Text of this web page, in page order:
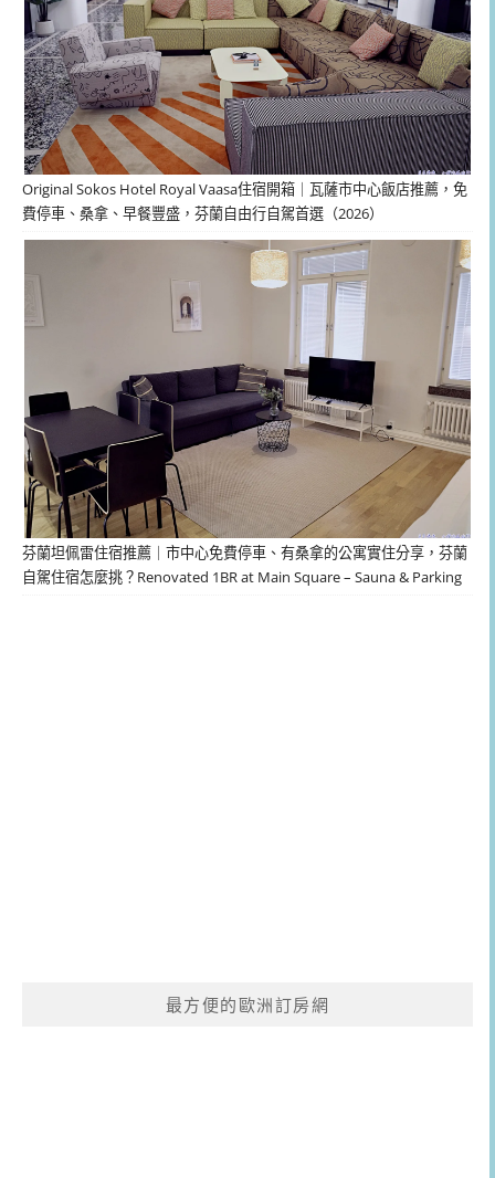
Original Sokos Hotel Royal Vaasa住宿開箱｜瓦薩市中心飯店推薦，免
費停車、桑拿、早餐豐盛，芬蘭自由行自駕首選（2026）
芬蘭坦佩雷住宿推薦｜市中心免費停車、有桑拿的公寓實住分享，芬蘭
自駕住宿怎麼挑？Renovated 1BR at Main Square – Sauna & Parking
最方便的歐洲訂房網